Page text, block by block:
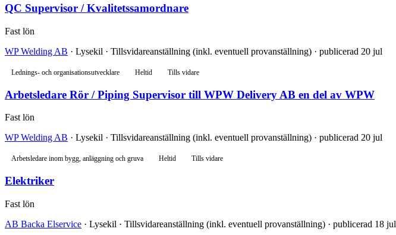
QC Supervisor / Kvalitetssamordnare
Fast lön
WP Welding AB · Lysekil · Tillsvidareanställning (inkl. eventuell provanställning) · publicerad 20 jul
Lednings- och organisationsutvecklare Heltid Tills vidare
Arbetsledare Rör / Piping Supervisor till WPW Delivery AB en del av WPW
Fast lön
WP Welding AB · Lysekil · Tillsvidareanställning (inkl. eventuell provanställning) · publicerad 20 jul
Arbetsledare inom bygg, anläggning och gruva Heltid Tills vidare
Elektriker
Fast lön
AB Backa Elservice · Lysekil · Tillsvidareanställning (inkl. eventuell provanställning) · publicerad 18 jul